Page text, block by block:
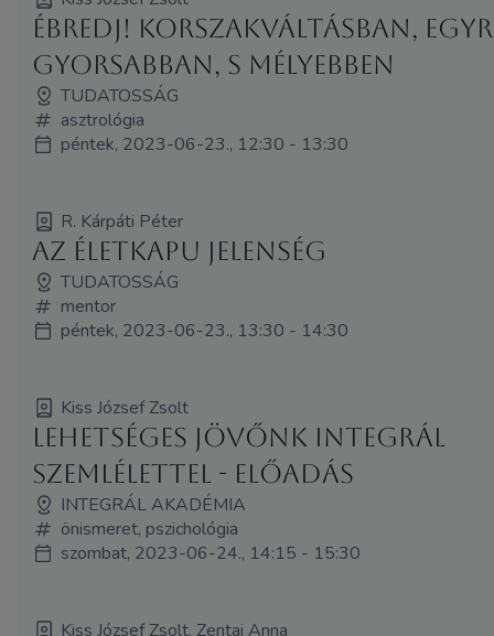
Ébredj! Korszakváltásban,
gyorsabban, s mélyebben
TUDATOSSÁG
asztrológia
péntek, 2023-06-23., 12:30 - 13:30
R. Kárpáti Péter
Az Életkapu jelenség
TUDATOSSÁG
mentor
péntek, 2023-06-23., 13:30 - 14:30
Kiss József Zsolt
Lehetséges jövőnk integrál
szemlélettel - előadás
INTEGRÁL AKADÉMIA
önismeret, pszichológia
szombat, 2023-06-24., 14:15 - 15:30
Kiss József Zsolt, Zentai Anna